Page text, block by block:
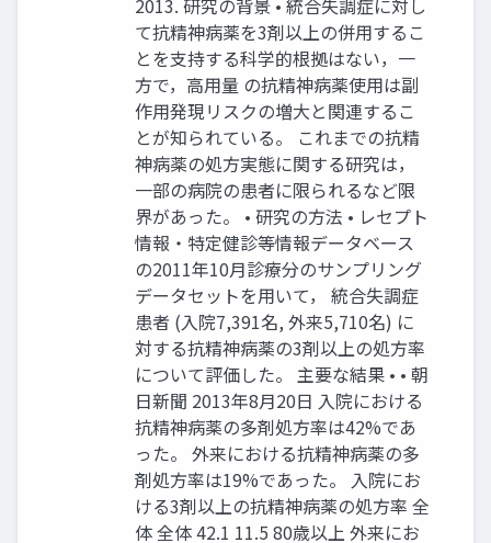
て抗精神病薬を3剤以上の併用するこ
とを支持する科学的根拠はない，一
方で，高用量 の抗精神病薬使用は副
作用発現リスクの増大と関連するこ
とが知られている。 これまでの抗精
神病薬の処方実態に関する研究は，
一部の病院の患者に限られるなど限
界があった。 • 研究の方法 • レセプト
情報・特定健診等情報データベース
の2011年10月診療分のサンプリング
データセットを用いて， 統合失調症
患者 (入院7,391名, 外来5,710名) に
対する抗精神病薬の3剤以上の処方率
について評価した。 主要な結果 • • 朝
日新聞 2013年8月20日 入院における
抗精神病薬の多剤処方率は42%であ
った。 外来における抗精神病薬の多
剤処方率は19%であった。 入院にお
ける3剤以上の抗精神病薬の処方率 全
体 全体 42.1 11.5 80歳以上 外来にお